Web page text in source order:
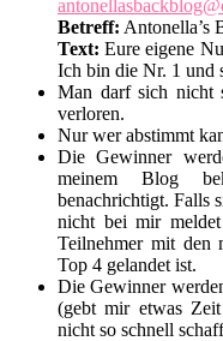
Betreff: Antonella’s
Text: Eure eigene
Ich bin die Nr. 1 und
Man darf sich nicht
verloren.
Nur wer abstimmt
Die Gewinner
meinem Blog
benachrichtigt. Falls
nicht bei mir
Teilnehmer mit den
Top 4 gelandet ist.
Die Gewinner
(gebt mir etwas
nicht so schnell